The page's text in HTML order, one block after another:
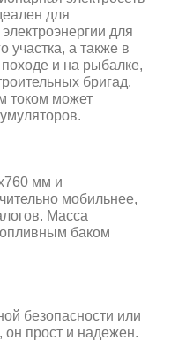
для
для
участка, а также в
и на рыбалке,
бригад.
током может
мм и
мобильнее,
Масса
баком
безопасности или
он прост и надежен.